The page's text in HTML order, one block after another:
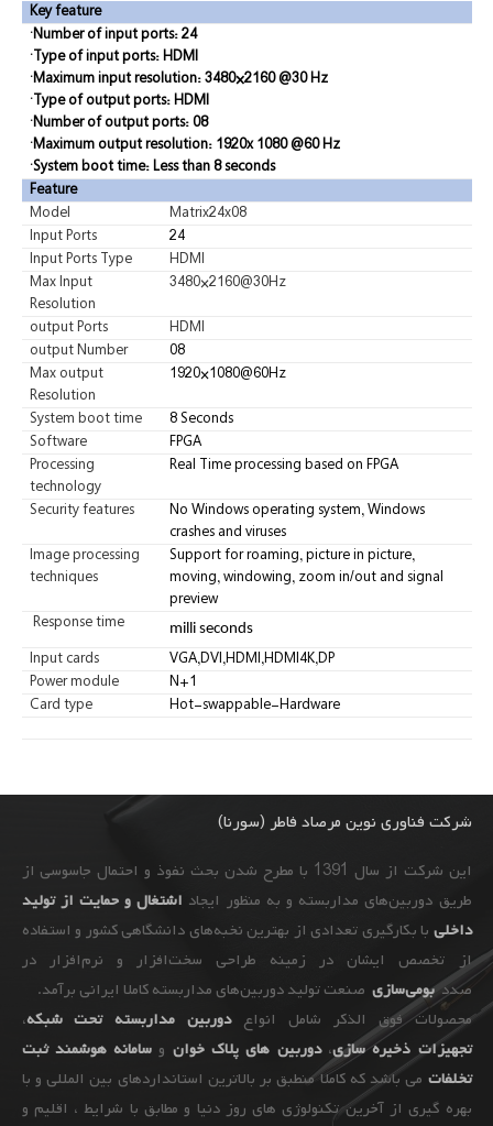
Key feature
·Number of input ports: 24
·Type of input ports: HDMI
·Maximum input resolution: 3480×2160 @30 Hz
·Type of output ports: HDMI
·Number of output ports: 08
·Maximum output resolution: 1920x 1080 @60 Hz
·System boot time: Less than 8 seconds
Feature
Model
Matrix24x08
Input Ports
24
Input Ports Type
HDMI
Max Input
Resolution
3480×2160@30Hz
output Ports
HDMI
output Number
08
Max output
Resolution
1920×1080@60Hz
System boot time
8 Seconds
Software
FPGA
Processing
technology
Real Time processing based on FPGA
Security features
No Windows operating system, Windows
crashes and viruses
Image processing
techniques
Support for roaming, picture in picture,
moving, windowing, zoom in/out and signal
preview
Response time
milli seconds
Input cards
VGA,DVI,HDMI,HDMI4K,DP
Power module
N+1
Card type
Hot-swappable-Hardware
شرکت فناوری نوین مرصاد فاطر (سورنا)
این شرکت از سال 1391 با مطرح شدن بحث نفوذ و احتمال جاسوسی از
طریق دوربین‌های مداربسته و به ‌منظور ایجاد اشتغال و حمایت از تولید
داخلی با بکارگیری تعدادی از بهترین نخبه‌های دانشگاهی کشور و استفاده
از تخصص ایشان در زمینه طراحی سخت‌افزار و نرم‌افزار در
صددبومی‌سازی صنعت تولید دوربین‌های مداربسته کاملا ایرانی برآمد.
محصولات فوق الذکر شامل انواع دوربین مداربسته تحت شبکه،
تجهیزات ذخیره سازی، دوربین های پلاک خوان وسامانه هوشمند ثبت
تخلفات می باشد که کاملا منطبق بر بالاترین استانداردهای بین المللی و با
بهره گیری از آخرین تکنولوژی های روز دنیا و مطابق با شرایط ، اقلیم و